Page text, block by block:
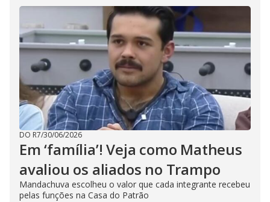
DO R7/30/06/2026
Em ‘família’! Veja como Matheus
avaliou os aliados no Trampo
Mandachuva escolheu o valor que cada integrante recebeu
pelas funções na Casa do Patrão